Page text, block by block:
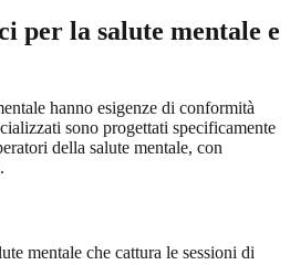
per la salute mentale e
hanno esigenze di conformità
sono progettati specificamente
della salute mentale, con
mentale che cattura le sessioni di